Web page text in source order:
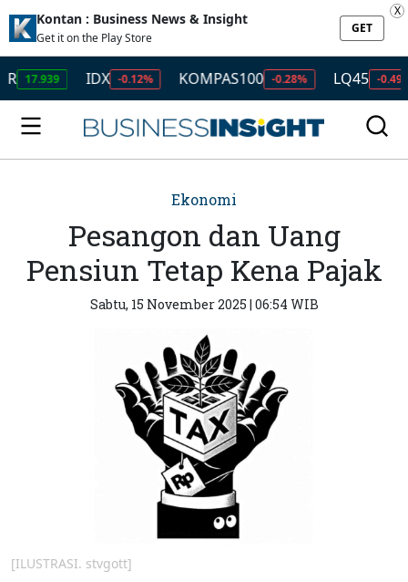
Kontan : Business News & Insight
Get it on the Play Store
GET
X
IDX -0.12% KOMPAS100 -0.28% LQ45 -0.49%
Ekonomi
Pesangon dan Uang
Pensiun Tetap Kena Pajak
Sabtu, 15 November 2025 | 06:54 WIB
[ILUSTRASI. stvgott]